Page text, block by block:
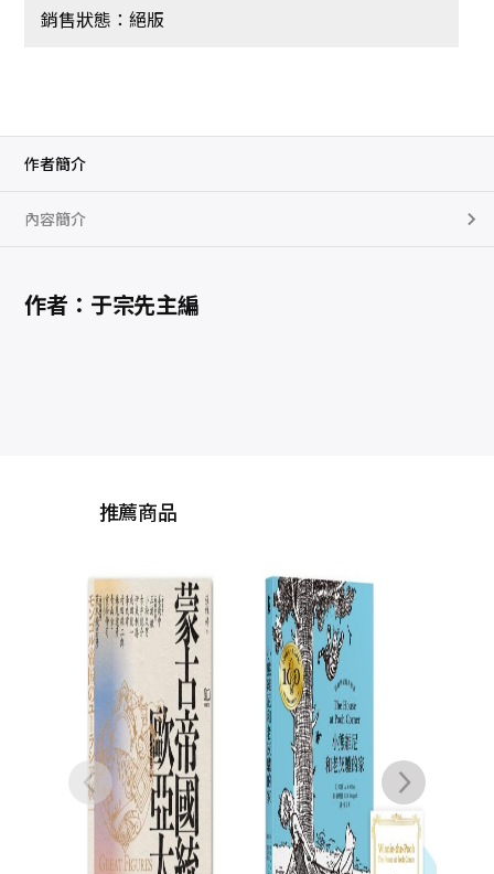
銷售狀態：絕版
作者簡介
內容簡介
作者：于宗先主編
推薦商品
小熊維尼．跨越世紀
經典原著 百年紀念版
（首刷加贈【限量燙
金藏書票】）
米恩
NT$
NT$300